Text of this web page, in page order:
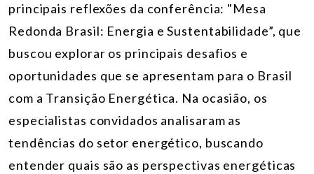
principais reflexões da conferência: "Mesa
Redonda Brasil: Energia e Sustentabilidade”, que
buscou explorar os principais desafios e
oportunidades que se apresentam para o Brasil
com a Transição Energética. Na ocasião, os
especialistas convidados analisaram as
tendências do setor energético, buscando
entender quais são as perspectivas energéticas